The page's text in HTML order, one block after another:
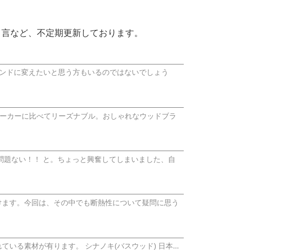
など、不定期更新しております。
ドに変えたいと思う方もいるのではないでしょう
カーに比べてリーズナブル。おしゃれなウッドブラ
ない！！ と。ちょっと興奮してしまいました、自
す。今回は、その中でも断熱性について疑問に思う
いる素材が有ります。 シナノキ(バスウッド) 日本...